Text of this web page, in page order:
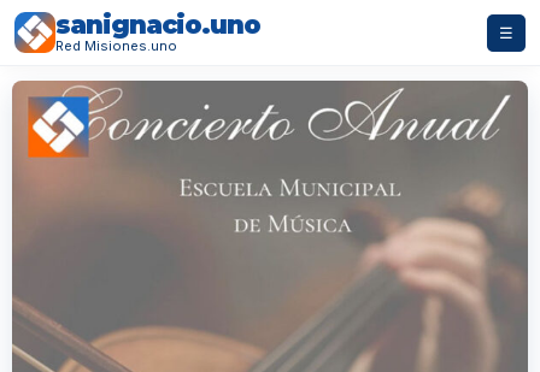
sanignacio.uno
Red Misiones.uno
☰